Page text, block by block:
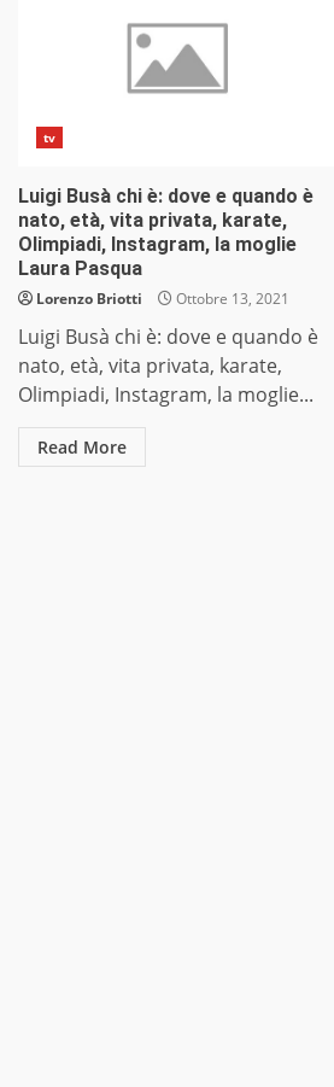
tv
Luigi Busà chi è: dove e quando è
nato, età, vita privata, karate,
Olimpiadi, Instagram, la moglie
Laura Pasqua
Lorenzo Briotti Ottobre 13, 2021
Luigi Busà chi è: dove e quando è
nato, età, vita privata, karate,
Olimpiadi, Instagram, la moglie...
Read More